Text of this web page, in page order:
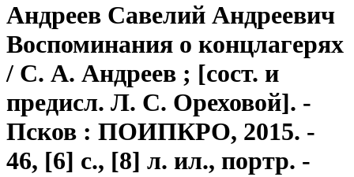
Андреев Савелий Андреевич
Воспоминания о концлагерях
/ С. А. Андреев ; [сост. и
предисл. Л. С. Ореховой]. -
Псков : ПОИПКРО, 2015. -
46, [6] с., [8] л. ил., портр. -